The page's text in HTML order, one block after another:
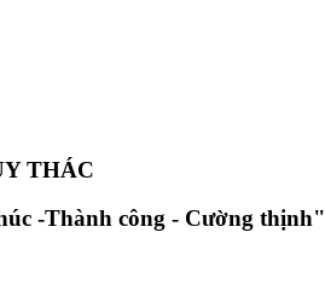
THÁC
-Thành công - Cường thịnh"